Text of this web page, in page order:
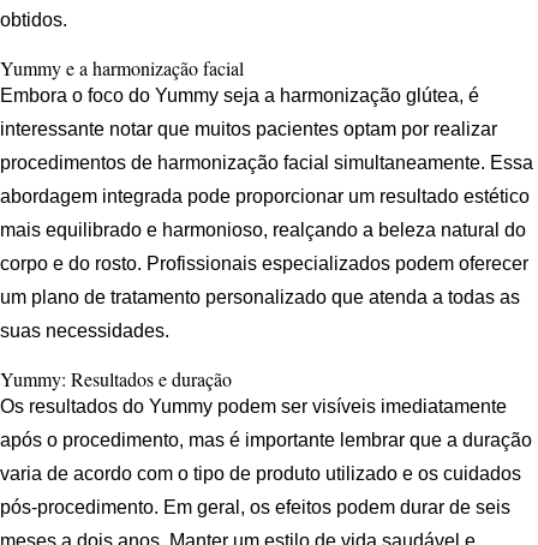
obtidos.
Yummy e a harmonização facial
Embora o foco do Yummy seja a harmonização glútea, é
interessante notar que muitos pacientes optam por realizar
procedimentos de harmonização facial simultaneamente. Essa
abordagem integrada pode proporcionar um resultado estético
mais equilibrado e harmonioso, realçando a beleza natural do
corpo e do rosto. Profissionais especializados podem oferecer
um plano de tratamento personalizado que atenda a todas as
suas necessidades.
Yummy: Resultados e duração
Os resultados do Yummy podem ser visíveis imediatamente
após o procedimento, mas é importante lembrar que a duração
varia de acordo com o tipo de produto utilizado e os cuidados
pós-procedimento. Em geral, os efeitos podem durar de seis
meses a dois anos. Manter um estilo de vida saudável e